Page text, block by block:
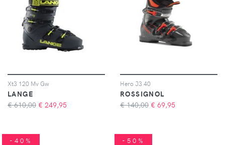
Xt3 120 Mv Gw
LANGE
€ 610,00 € 249,95
Hero J3 40
ROSSIGNOL
€ 140,00 € 69,95
-40% -50%